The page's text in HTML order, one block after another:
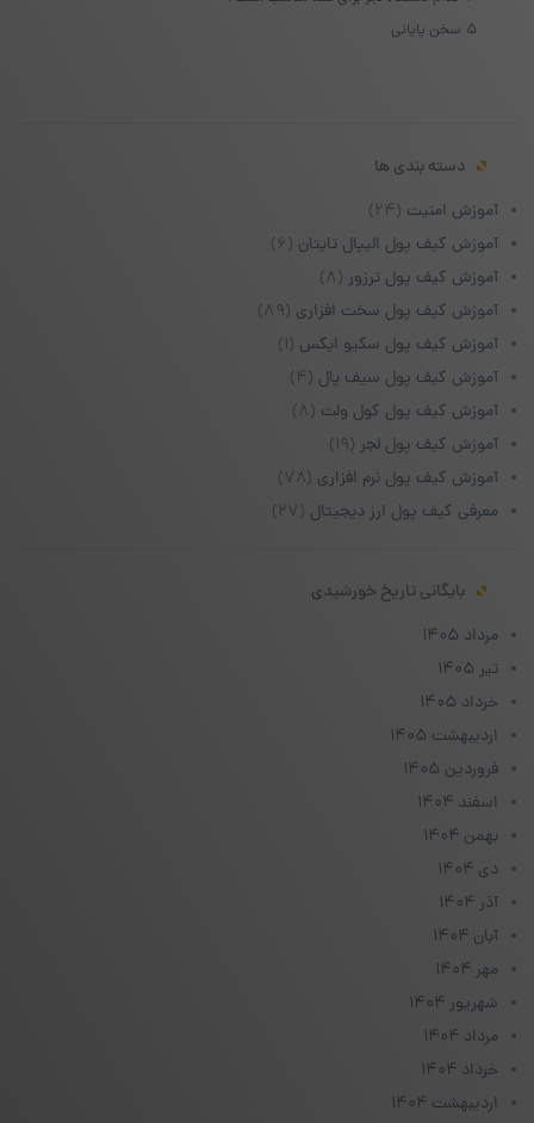
5 سخن پایانی
دسته بندی ها
آموزش امنیت (۲۴)
آموزش کیف پول الیپال تایتان (۶)
آموزش کیف پول ترزور (۸)
آموزش کیف پول سخت افزاری (۸۹)
آموزش کیف پول سکیو ایکس (۱)
آموزش کیف پول سیف پال (۴)
آموزش کیف پول کول ولت (۸)
آموزش کیف پول لجر (۱۹)
آموزش کیف پول نرم افزاری (۷۸)
معرفی کیف پول ارز دیجیتال (۲۷)
بایگانی تاریخ خورشیدی
مرداد ۱۴۰۵
تیر ۱۴۰۵
خرداد ۱۴۰۵
اردیبهشت ۱۴۰۵
فروردین ۱۴۰۵
اسفند ۱۴۰۴
بهمن ۱۴۰۴
دی ۱۴۰۴
آذر ۱۴۰۴
آبان ۱۴۰۴
مهر ۱۴۰۴
شهریور ۱۴۰۴
مرداد ۱۴۰۴
خرداد ۱۴۰۴
اردیبهشت ۱۴۰۴